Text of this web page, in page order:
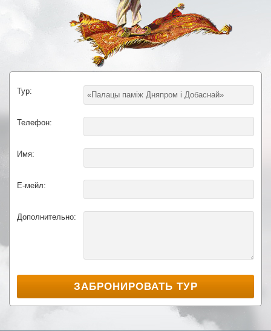
Тур:
Телефон:
Имя:
E-мейл:
Дополнительно: